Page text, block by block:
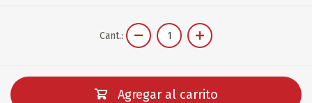
Cant.:
Agregar al carrito